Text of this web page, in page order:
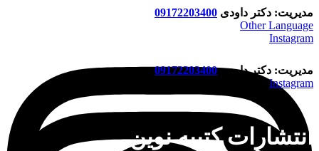
مدیریت: دکتر داودی 09172203400
Other Language
Instagram
مدیریت: دکتر داودی09172203400
Instagram
انتشارات کتیبه نوین